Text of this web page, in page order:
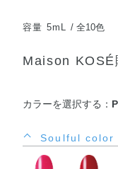
容量 5mL 全10色
Maison
カラーを選択する：
Soulful color